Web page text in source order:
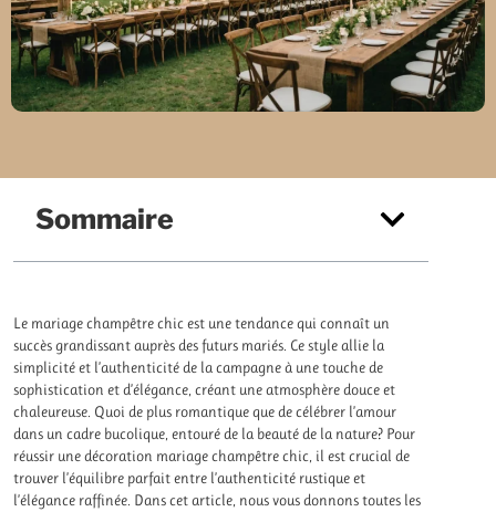
Sommaire
Le mariage champêtre chic est une tendance qui connaît un
succès grandissant auprès des futurs mariés. Ce style allie la
simplicité et l’authenticité de la campagne à une touche de
sophistication et d’élégance, créant une atmosphère douce et
chaleureuse. Quoi de plus romantique que de célébrer l’amour
dans un cadre bucolique, entouré de la beauté de la nature? Pour
réussir une décoration mariage champêtre chic, il est crucial de
trouver l’équilibre parfait entre l’authenticité rustique et
l’élégance raffinée. Dans cet article, nous vous donnons toutes les